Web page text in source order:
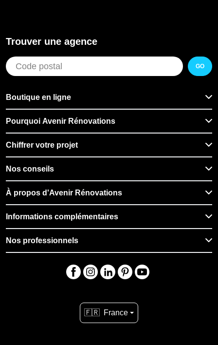
Trouver une agence
GO
Boutique en ligne
Pourquoi Avenir Rénovations
Chiffrer votre projet
Nos conseils
À propos d'Avenir Rénovations
Informations complémentaires
Nos professionnels
🇫🇷 France